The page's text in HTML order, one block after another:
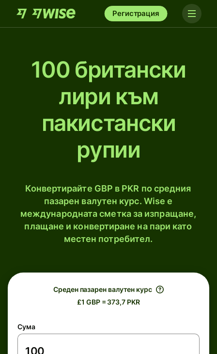
Регистрация
100 британски
лири към
пакистански
рупии
Конвертирайте GBP в PKR по средния
пазарен валутен курс. Wise е
международната сметка за изпращане,
плащане и конвертиране на пари като
местен потребител.
Среден пазарен валутен курс
£1 GBP = 373,7 PKR
Сума